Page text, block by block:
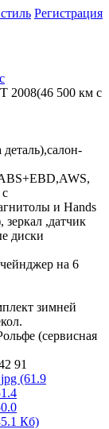
Регистрация
2008(46 500 км с
и Hands
,датчик
диски
на 6
зимней
(сервисная
91
(61.9
Кб)